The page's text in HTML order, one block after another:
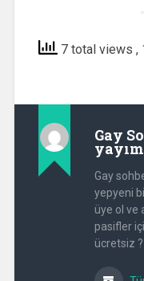
7 total views ,
Gay
Gay
yepyeni
üye ol ve
pasifler
ücretsiz